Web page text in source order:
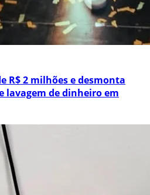
R$ 2 milhões e desmonta
lavagem de dinheiro em